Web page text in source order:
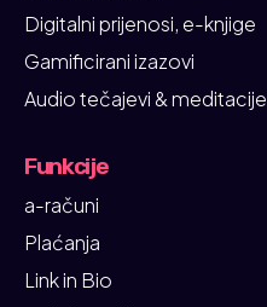
Digitalni prijenosi, e-knjige
Gamificirani izazovi
Audio tečajevi & meditacije
Funkcije
a-računi
Plaćanja
Link in Bio